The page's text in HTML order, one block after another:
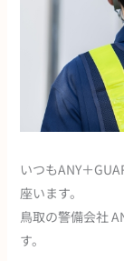
いつもANY＋
座います。
鳥取の警備会社
す。